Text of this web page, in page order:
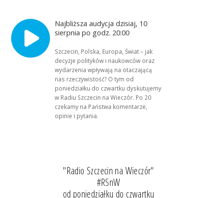
Najbliższa audycja dzisiaj, 10
sierpnia po godz. 20:00
Szczecin, Polska, Europa, Świat – jak
decyzje polityków i naukowców oraz
wydarzenia wpływają na otaczającą
nas rzeczywistość? O tym od
poniedziałku do czwartku dyskutujemy
w Radiu Szczecin na Wieczór. Po 20
czekamy na Państwa komentarze,
opinie i pytania.
"Radio Szczecin na Wieczór"
#RSnW
od poniedziałku do czwartku